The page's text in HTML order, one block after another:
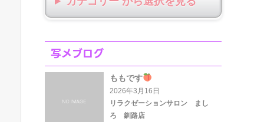
写メブログ
ももです
2026年3月16日
リラクゼーションサロン まし
ろ 釧路店